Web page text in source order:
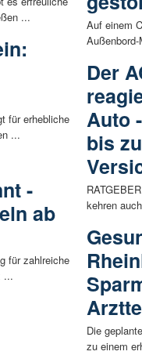
...
für erhebliche
...
-
ab
für zahlreiche
...
Auf einem
Der
Auto
bis
kehren
Die
zu einem